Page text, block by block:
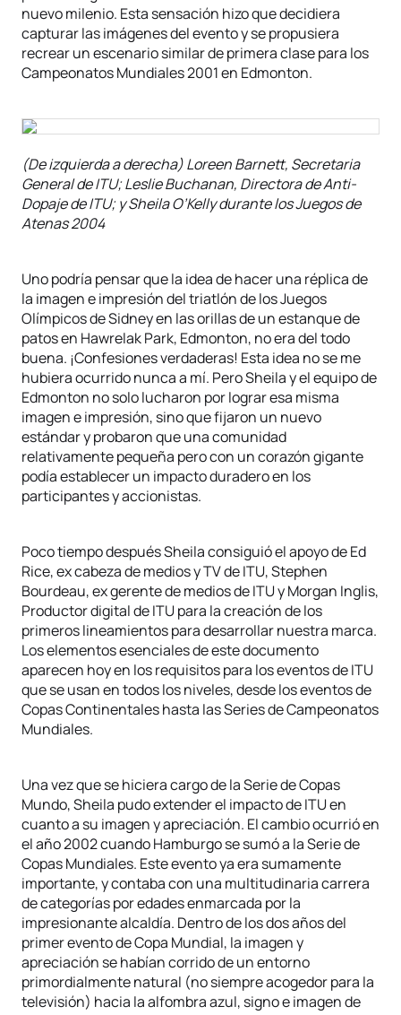
nuevo milenio. Esta sensación hizo que decidiera
capturar las imágenes del evento y se propusiera
recrear un escenario similar de primera clase para los
Campeonatos Mundiales 2001 en Edmonton.
(De izquierda a derecha) Loreen Barnett, Secretaria
General de ITU; Leslie Buchanan, Directora de Anti-
Dopaje de ITU; y Sheila O’Kelly durante los Juegos de
Atenas 2004
Uno podría pensar que la idea de hacer una réplica de
la imagen e impresión del triatlón de los Juegos
Olímpicos de Sidney en las orillas de un estanque de
patos en Hawrelak Park, Edmonton, no era del todo
buena. ¡Confesiones verdaderas! Esta idea no se me
hubiera ocurrido nunca a mí. Pero Sheila y el equipo de
Edmonton no solo lucharon por lograr esa misma
imagen e impresión, sino que fijaron un nuevo
estándar y probaron que una comunidad
relativamente pequeña pero con un corazón gigante
podía establecer un impacto duradero en los
participantes y accionistas.
Poco tiempo después Sheila consiguió el apoyo de Ed
Rice, ex cabeza de medios y TV de ITU, Stephen
Bourdeau, ex gerente de medios de ITU y Morgan Inglis,
Productor digital de ITU para la creación de los
primeros lineamientos para desarrollar nuestra marca.
Los elementos esenciales de este documento
aparecen hoy en los requisitos para los eventos de ITU
que se usan en todos los niveles, desde los eventos de
Copas Continentales hasta las Series de Campeonatos
Mundiales.
Una vez que se hiciera cargo de la Serie de Copas
Mundo, Sheila pudo extender el impacto de ITU en
cuanto a su imagen y apreciación. El cambio ocurrió en
el año 2002 cuando Hamburgo se sumó a la Serie de
Copas Mundiales. Este evento ya era sumamente
importante, y contaba con una multitudinaria carrera
de categorías por edades enmarcada por la
impresionante alcaldía. Dentro de los dos años del
primer evento de Copa Mundial, la imagen y
apreciación se habían corrido de un entorno
primordialmente natural (no siempre acogedor para la
televisión) hacia la alfombra azul, signo e imagen de